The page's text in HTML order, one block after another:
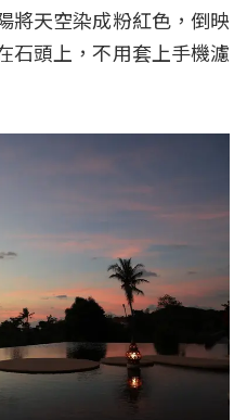
將天空染成粉紅色，倒映
石頭上，不用套上手機濾